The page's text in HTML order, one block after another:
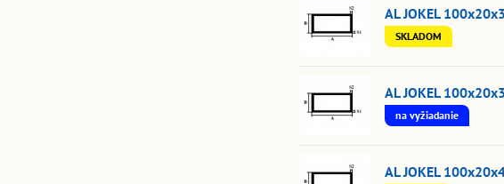
AL JOKEL
SKLADOM
AL JOKEL
na vyžiadanie
AL JOKEL